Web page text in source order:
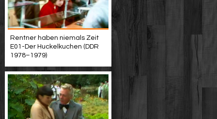
Rentner haben niemals Zeit
E01-Der Huckelkuchen (DDR
1978–1979)